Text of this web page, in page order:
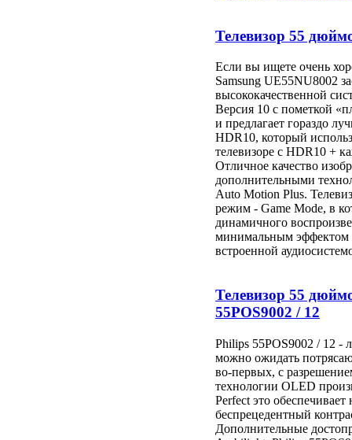
Телевизор 55
Если вы ищете очень
Samsung UE55NU8002
высококачественной
Версия 10 с пометкой
и предлагает гораздо
HDR10, который
телевизоре с HDR10 +
Отличное качество
дополнительными
Auto Motion Plus.
режим - Game Mode, в
динамичного
минимальным эффектом
встроенной
Телевизор 55
55POS9002 / 12
Philips 55POS9002 / 12 -
можно ожидать
во-первых, с
технологии OLED
Perfect это
беспрецедентный
Дополнительные